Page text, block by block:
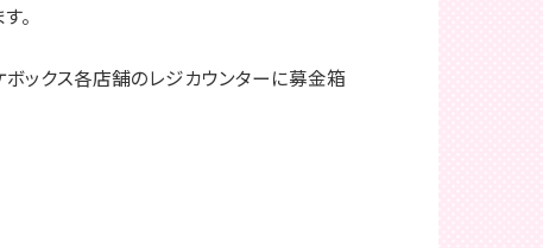
。
ックス各店舗のレジカウンターに募金箱